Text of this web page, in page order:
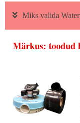
Miks valida
Märkus: toodud